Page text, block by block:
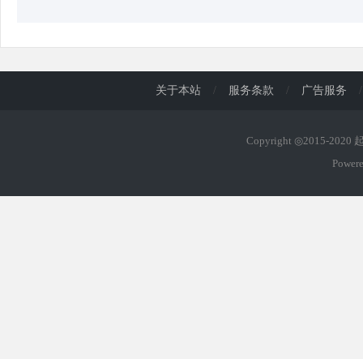
关于本站 / 服务条款 / 广告服务 /
Copyright ◎2015-2020